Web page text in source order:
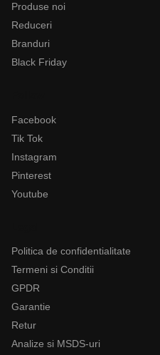
Produse noi
Reduceri
Branduri
Black Friday
Facebook
Tik Tok
Instagram
Pinterest
Youtube
Politica de confidentialitate
Termeni si Conditii
GPDR
Garantie
Retur
Analize si MSDS-uri